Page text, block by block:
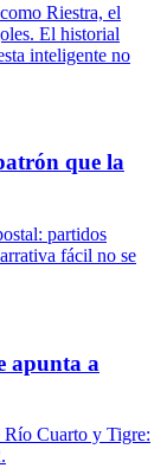
Riestra, el
El historial
inteligente no
que la
partidos
fácil no se
apunta a
Río Cuarto y Tigre: